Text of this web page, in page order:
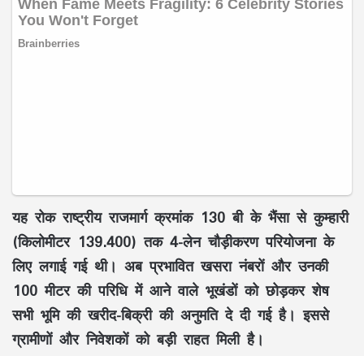
यह रोक राष्ट्रीय राजमार्ग क्रमांक 130 बी के भैंसा से कुम्हारी
(किलोमीटर 139.400) तक 4-लेन चौड़ीकरण परियोजना के
लिए लगाई गई थी। अब प्रभावित खसरा नंबरों और उनकी
100 मीटर की परिधि में आने वाले भूखंडों को छोड़कर शेष
सभी भूमि की खरीद-बिक्री की अनुमति दे दी गई है। इससे
ग्रामीणों और निवेशकों को बड़ी राहत मिली है।